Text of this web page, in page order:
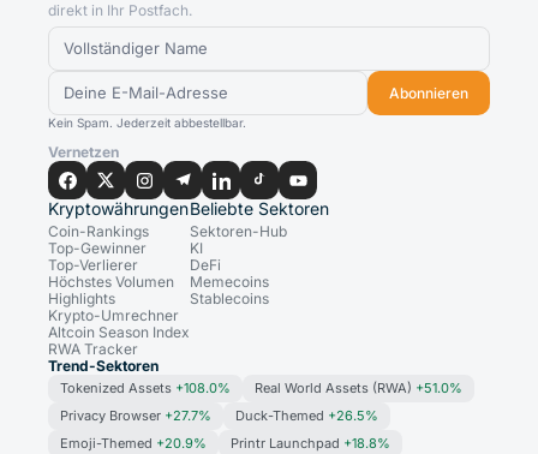
direkt in Ihr Postfach.
Abonnieren
Kein Spam. Jederzeit abbestellbar.
Vernetzen
Kryptowährungen
Coin-Rankings
Top-Gewinner
Top-Verlierer
Höchstes Volumen
Highlights
Krypto-Umrechner
Altcoin Season Index
RWA Tracker
Beliebte Sektoren
Sektoren-Hub
KI
DeFi
Memecoins
Stablecoins
Trend-Sektoren
Tokenized Assets +108.0% Real World Assets (RWA) +51.0%
Privacy Browser +27.7% Duck-Themed +26.5%
Emoji-Themed +20.9% Printr Launchpad +18.8%